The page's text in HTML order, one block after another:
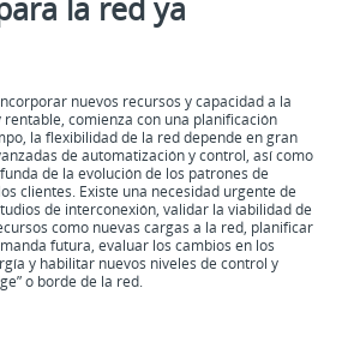
la red ya
nuevos recursos y capacidad a la
comienza con una planificación
la flexibilidad de la red depende en gran
de automatización y control, así como
de la evolución de los patrones de
clientes. Existe una necesidad urgente de
de interconexión, validar la viabilidad de
como nuevas cargas a la red, planificar
futura, evaluar los cambios en los
y habilitar nuevos niveles de control y
o borde de la red.